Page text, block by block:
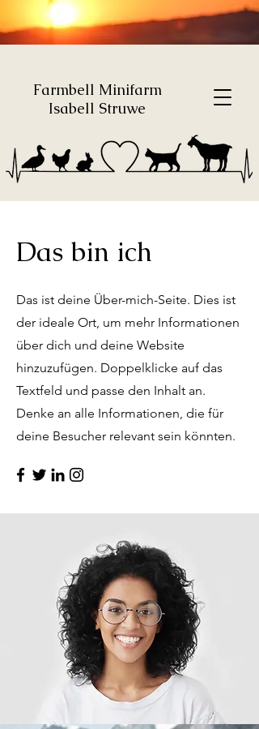
Farmbell Minifarm
Isabell Struwe
Das bin ich
Das ist deine Über-mich-Seite. Dies ist
der ideale Ort, um mehr Informationen
über dich und deine Website
hinzuzufügen. Doppelklicke auf das
Textfeld und passe den Inhalt an.
Denke an alle Informationen, die für
deine Besucher relevant sein könnten.